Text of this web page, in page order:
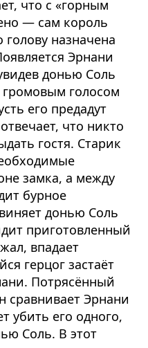
что с «горным
— сам король
голову назначена
Эрнани
донью Соль
громовым голосом
его предадут
что никто
гостя. Старик
замка, а между
бурное
донью Соль
приготовленный
впадает
герцог застаёт
Потрясённый
сравнивает Эрнани
убить его одного,
Соль. В этот